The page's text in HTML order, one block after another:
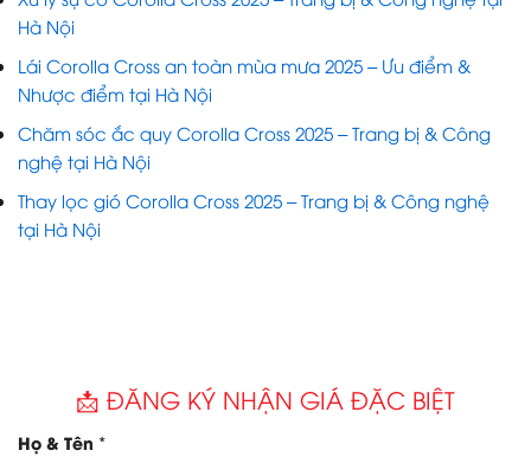
Hà Nội
Lái Corolla Cross an toàn mùa mưa 2025 – Ưu điểm &
Nhược điểm tại Hà Nội
Chăm sóc ắc quy Corolla Cross 2025 – Trang bị & Công
nghệ tại Hà Nội
Thay lọc gió Corolla Cross 2025 – Trang bị & Công nghệ
tại Hà Nội
📩 ĐĂNG KÝ NHẬN GIÁ ĐẶC BIỆT
Họ & Tên *